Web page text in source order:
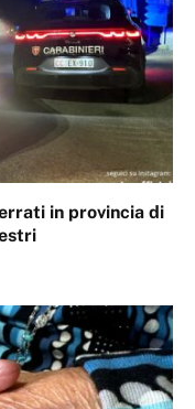
in provincia di